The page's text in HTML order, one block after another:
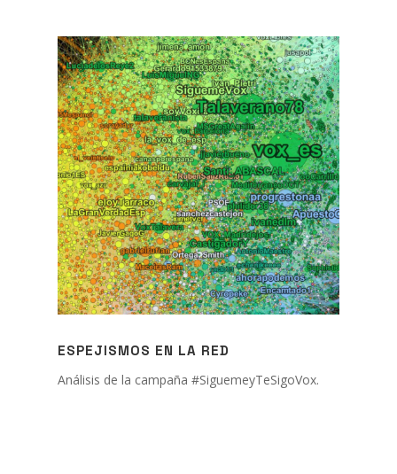
ESPEJISMOS EN LA RED
Análisis de la campaña #SiguemeyTeSigoVox.